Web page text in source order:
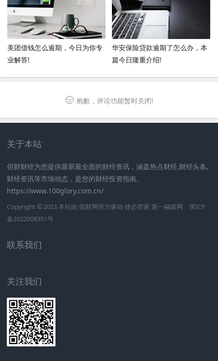
美团借钱怎么逾期，今日为你专
业解答!
华安保险贷款逾期了怎么办，本
篇今日隆重介绍!
抱歉，评论功能暂时关闭!
关于本站
佰财财经为您提供最新最全面的财经资讯，涵盖热点财经,财经头条,
财经资讯等市场动态，是您的财经投资指南。
https://www.100glory.com.cn/
Copyright © 2023 本站由 佰财网强力驱动 律必管家 第一融媒网
黑ICP
备2022008351号
联系我们
关注我们